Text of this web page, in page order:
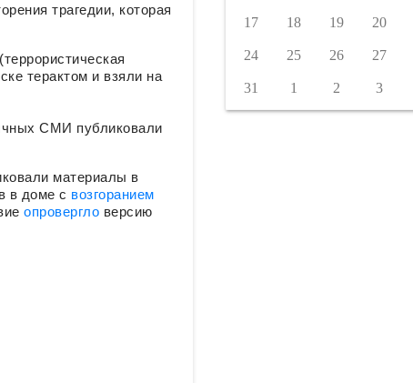
трагедии, которая
терактом и взяли на
СМИ публиковали
материалы в
в доме с возгоранием
опровергло версию
17 18 19 20
24 25 26 27
31 1 2 3